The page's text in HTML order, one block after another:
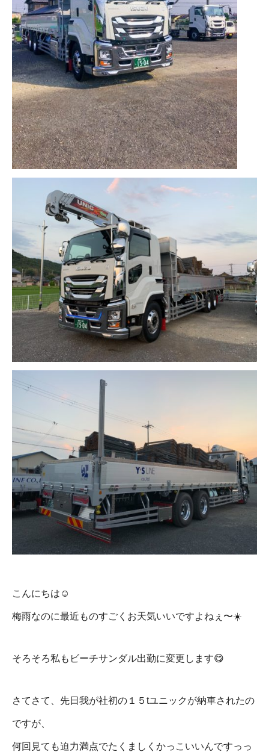
こんにちは☺️
梅雨なのに最近ものすごくお天気いいですよねぇ〜☀️
そろそろ私もビーチサンダル出勤に変更します😋
さてさて、先日我が社初の１５tユニックが納車されたの
ですが、
何回見ても迫力満点でたくましくかっこいいんですっっ